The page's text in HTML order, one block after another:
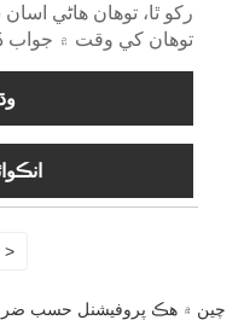
رکو ٿا، توهان هاڻي
توهان کي وقت ۾ جواب
<
چين ۾ هڪ پروفيشنل حسب